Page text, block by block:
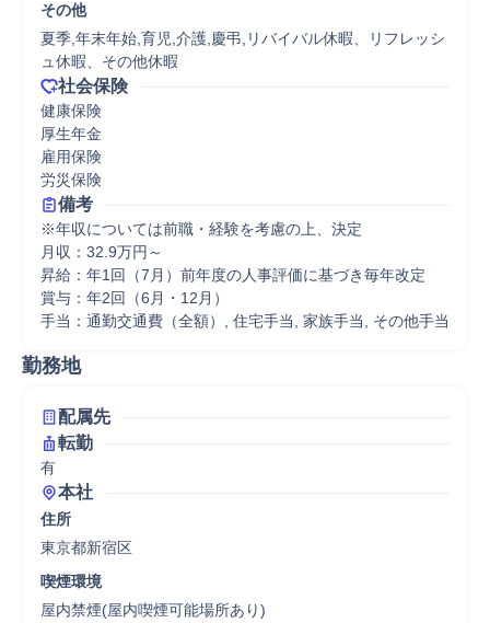
その他
夏季,年末年始,育児,介護,慶弔,リバイバル休暇、リフレッシ
ュ休暇、その他休暇
社会保険
健康保険
厚生年金
雇用保険
労災保険
備考
※年収については前職・経験を考慮の上、決定
月収：32.9万円～
昇給：年1回（7月）前年度の人事評価に基づき毎年改定
賞与：年2回（6月・12月）
手当：通勤交通費（全額）, 住宅手当, 家族手当, その他手当
勤務地
配属先
転勤
有
本社
住所
東京都新宿区
喫煙環境
屋内禁煙(屋内喫煙可能場所あり)